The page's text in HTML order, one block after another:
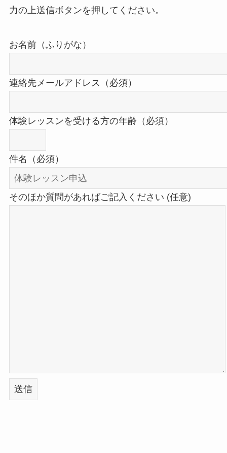
力の上送信ボタンを押してください。
お名前（ふりがな）
連絡先メールアドレス（必須）
体験レッスンを受ける方の年齢（必須）
件名（必須）
そのほか質問があればご記入ください (任意)